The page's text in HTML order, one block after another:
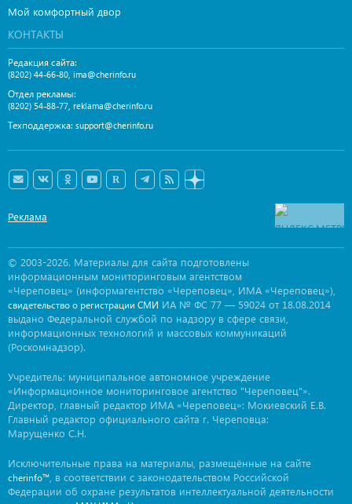
Мой комфортный двор
КОНТАКТЫ
Редакция сайта:
(8202) 44-66-80 ima@cherinfo.ru
Отдел рекламы:
(8202) 54-88-77 reklama@cherinfo.ru
Техподдержка: support@cherinfo.ru
Реклама
© 2003-2026. Материалы для сайта подготовлены
информационным мониторинговым агентством
«Череповец» (информагентство «Череповец», ИМА «Череповец»),
свидетельство о регистрации СМИ ИА № ФС 77 — 59024 от 18.08.2014
выдано Федеральной службой по надзору в сфере связи,
информационных технологий и массовых коммуникаций
(Роскомнадзор).
Учредитель: муниципальное автономное учреждение
«Информационное мониторинговое агентство "Череповец"».
Директор, главный редактор ИМА «Череповец»: Мокиевский Е.В.
Главный редактор официального сайта г. Череповца:
Марущенко С.Н.
Исключительные права на материалы, размещённые на сайте
cherinfo™ , в соответствии с законодательством Российской
Федерации об охране результатов интеллектуальной деятельности